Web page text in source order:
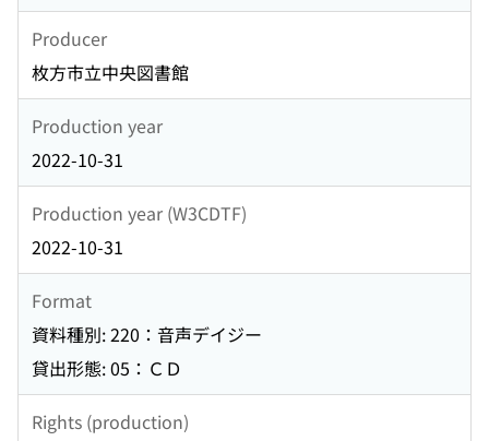
Producer
枚方市立中央図書館
Production year
2022-10-31
Production year (W3CDTF)
2022-10-31
Format
資料種別: 220：音声デイジー
貸出形態: 05：ＣＤ
Rights (production)